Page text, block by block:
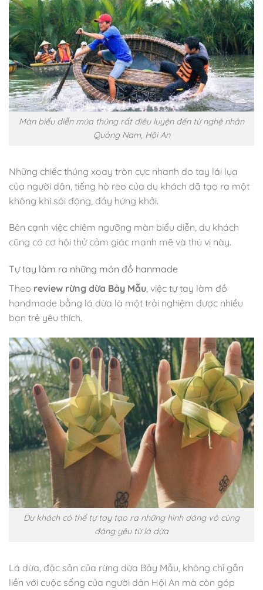
Màn biểu diễn múa thúng rất điêu luyện đến từ nghệ nhân
Quảng Nam, Hội An
Những chiếc thúng xoay tròn cực nhanh do tay lái lụa
của người dân, tiếng hò reo của du khách đã tạo ra một
không khí sôi động, đầy hứng khởi.
Bên cạnh việc chiêm ngưỡng màn biểu diễn, du khách
cũng có cơ hội thử cảm giác mạnh mẽ và thú vị này.
Tự tay làm ra những món đồ hanmade
Theo review rừng dừa Bảy Mẫu, việc tự tay làm đồ
handmade bằng lá dừa là một trải nghiệm được nhiều
bạn trẻ yêu thích.
Du khách có thể tự tay tạo ra những hình dáng vô cùng
đáng yêu từ lá dừa
Lá dừa, đặc sản của rừng dừa Bảy Mẫu, không chỉ gắn
liền với cuộc sống của người dân Hội An mà còn góp